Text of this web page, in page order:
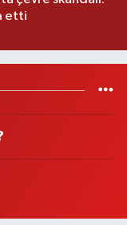
etti